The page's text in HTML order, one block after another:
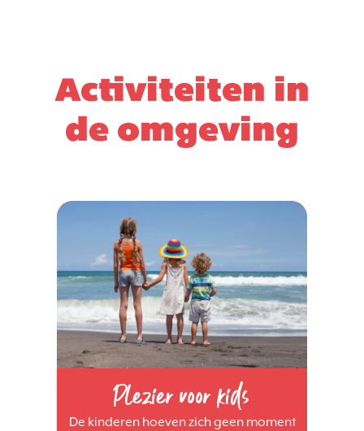
Activiteiten in
de omgeving
Plezier voor kids
De kinderen hoeven zich geen moment